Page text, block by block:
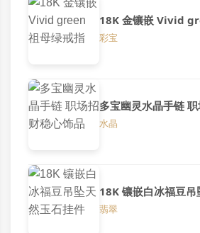
18K 金镶嵌 Vivid
彩宝
多宝幽灵水晶手链
水晶
18K 镶嵌白冰福豆
翡翠